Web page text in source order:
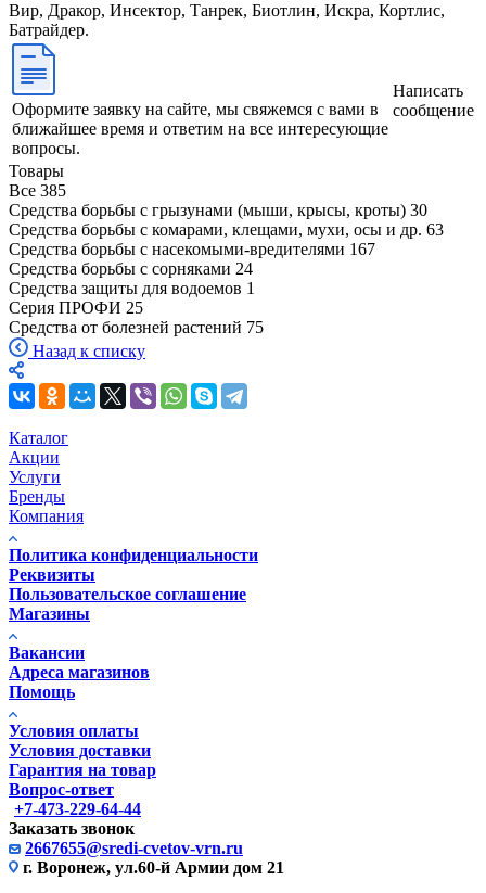
Вир, Дракор, Инсектор, Танрек, Биотлин, Искра, Кортлис,
Батрайдер.
Оформите заявку на сайте, мы свяжемся с вами в
ближайшее время и ответим на все интересующие
вопросы.
Написать
сообщение
Товары
Все 385
Средства борьбы с грызунами (мыши, крысы, кроты) 30
Средства борьбы с комарами, клещами, мухи, осы и др. 63
Средства борьбы с насекомыми-вредителями 167
Средства борьбы с сорняками 24
Средства защиты для водоемов 1
Серия ПРОФИ 25
Средства от болезней растений 75
Назад к списку
Каталог
Акции
Услуги
Бренды
Компания
Политика конфиденциальности
Реквизиты
Пользовательское соглашение
Магазины
Вакансии
Адреса магазинов
Помощь
Условия оплаты
Условия доставки
Гарантия на товар
Вопрос-ответ
+7-473-229-64-44
Заказать звонок
2667655@sredi-cvetov-vrn.ru
г. Воронеж, ул.60-й Армии дом 21